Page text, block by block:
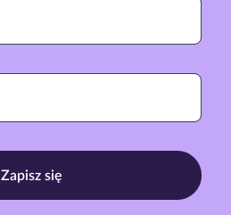
Zapisz się